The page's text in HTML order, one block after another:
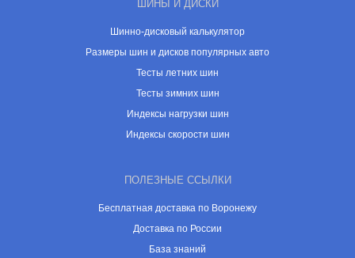
ШИНЫ И ДИСКИ
Шинно-дисковый калькулятор
Размеры шин и дисков популярных авто
Тесты летних шин
Тесты зимних шин
Индексы нагрузки шин
Индексы скорости шин
ПОЛЕЗНЫЕ ССЫЛКИ
Бесплатная доставка по Воронежу
Доставка по России
База знаний